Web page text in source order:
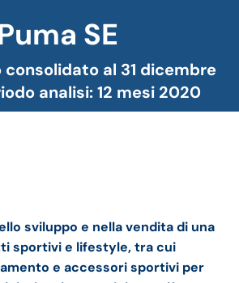
SE
consolidato al 31 dicembre
analisi: 12 mesi 2020
Tu sei qui:
sviluppo e nella vendita di una
sportivi e lifestyle, tra cui
e accessori sportivi per